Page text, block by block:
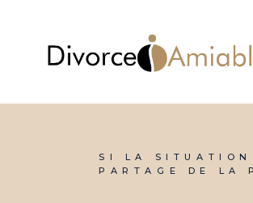
content
SI LA SITUATION
PARTAGE DE LA